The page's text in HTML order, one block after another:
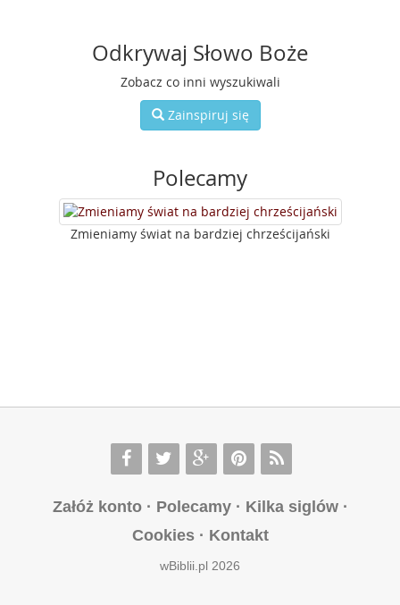
Odkrywaj Słowo Boże
Zobacz co inni wyszukiwali
Zainspiruj się
Polecamy
Zmieniamy świat na bardziej chrześcijański
Załóż konto· Polecamy· Kilka siglów·
Cookies· Kontakt
wBiblii.pl 2026